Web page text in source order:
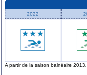
2022
A partir de la saison balnéaire